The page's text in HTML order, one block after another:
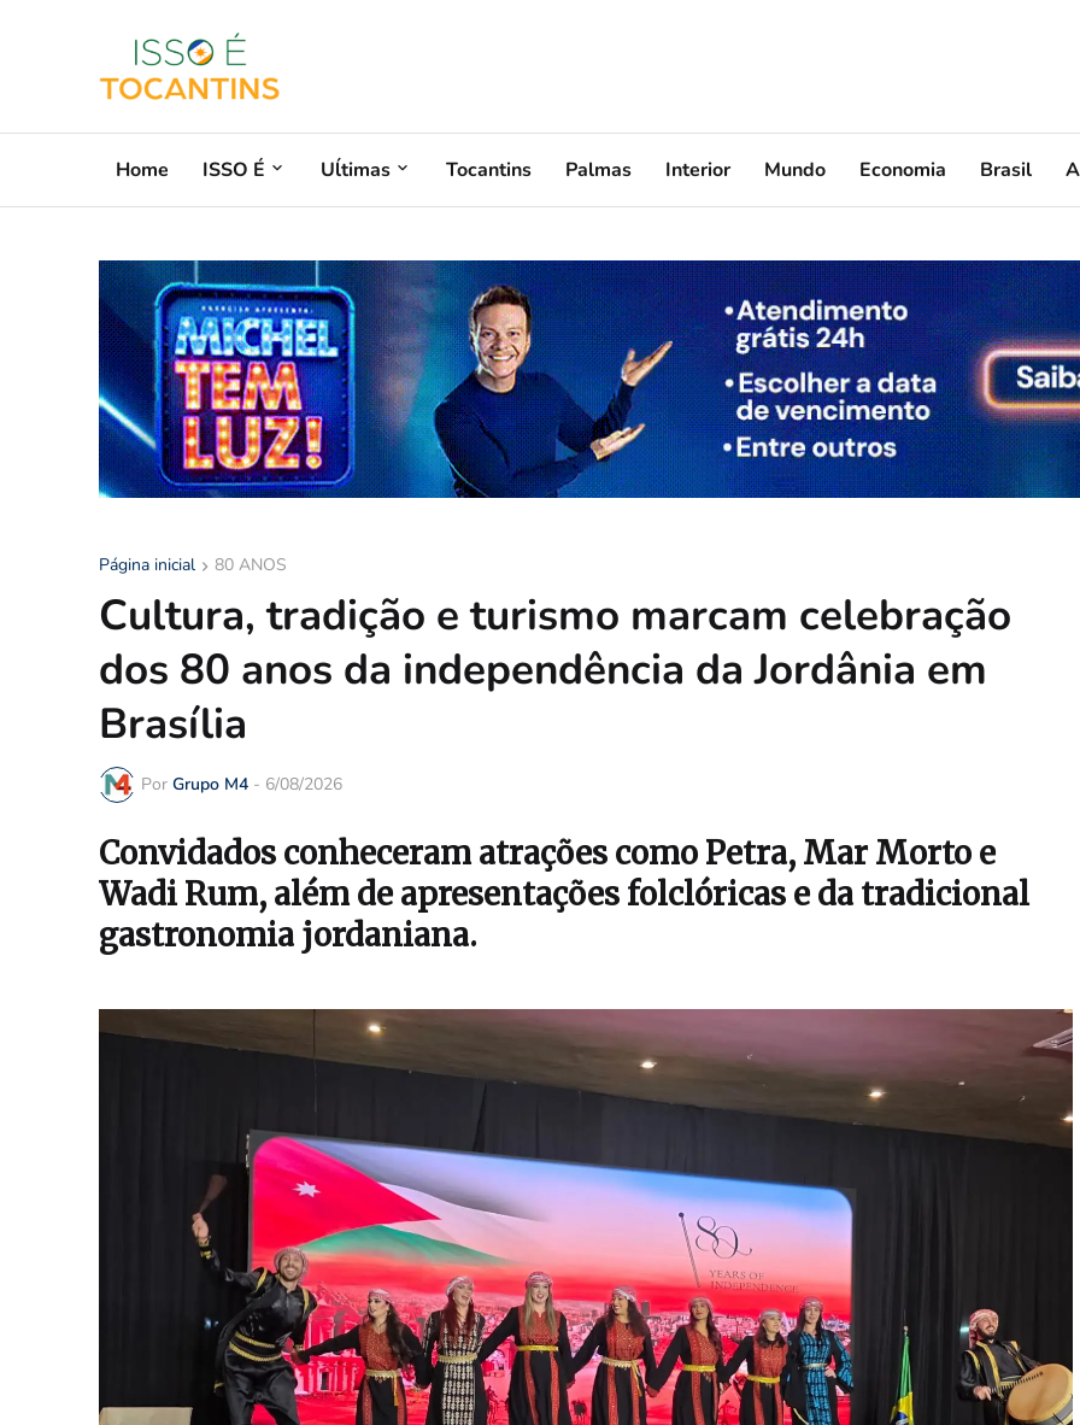
Home ISSO É Uĺtimas Tocantins Palmas Interior Mundo Economia Brasil
Página inicial 80 ANOS
Cultura, tradição e turismo marcam celebração
dos 80 anos da independência da Jordânia em
Brasília
Por Grupo M4 - 6/08/2026
Convidados conheceram atrações como Petra, Mar Morto e
Wadi Rum, além de apresentações folclóricas e da tradicional
gastronomia jordaniana.